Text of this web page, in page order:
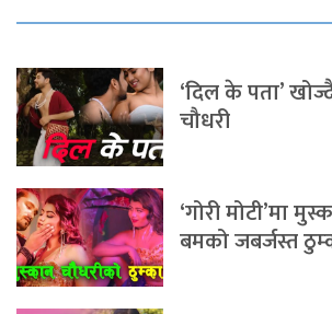
‘दिल के पता’
चौधरी
‘गोरी मोटी’मा
बमको जबर्जस्त